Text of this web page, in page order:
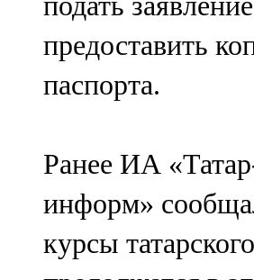
предоставить
паспорта.
Ранее ИА
информ»
курсы